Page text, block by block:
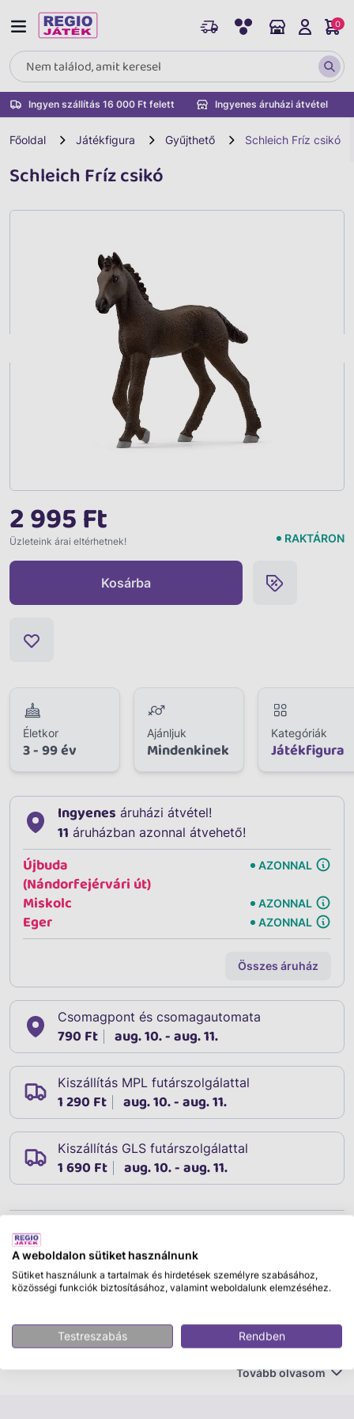
Ingyen szállítás 16 000 Ft felett Ingyenes áruházi átvétel
0
Főoldal Játékfigura Gyűjthető Schleich Fríz csikó
Schleich Fríz csikó
2 995 Ft
Üzleteink árai eltérhetnek! RAKTÁRON
Kosárba
Életkor
3 - 99 év
Ajánljuk
Mindenkinek
Kategóriák
Játékfigura
Ingyenes áruházi átvétel!
11 áruházban azonnal átvehető!
Újbuda
(Nándorfejérvári út)
AZONNAL
Miskolc AZONNAL
Eger AZONNAL
Összes áruház
Csomagpont és csomagautomata
790 Ft aug. 10. - aug. 11.
Kiszállítás MPL futárszolgálattal
1 290 Ft aug. 10. - aug. 11.
Kiszállítás GLS futárszolgálattal
1 690 Ft aug. 10. - aug. 11.
Leírás
Schleich Fríz csikó
ahol a változatos tematikus készletek és élethű figurák
segítségével a gyerekek fantáziáját és kreativitását
szórakoztatóak, hanem a gyerekek fejlődését is
Tovább olvasom
A weboldalon sütiket használnunk
Sütiket használunk a tartalmak és hirdetések személyre szabásához,
közösségi funkciók biztosításához, valamint weboldalunk elemzéséhez.
Testreszabás Rendben